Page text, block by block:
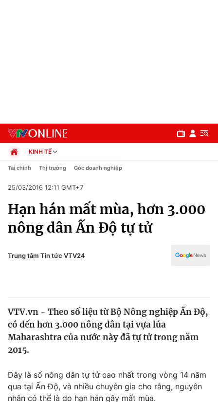
Chuyên mục
Chính trị
Thế giới
Tin tức
Thế giới đó đây
Câu chuyện quốc tế
Tài chính
Dữ liệu và đời sống
KINH TẾ
Chính trị
Pháp luật
Kinh tế
Thể thao
Truyền hình
Y tế
Tài chính Thị trường Góc doanh nghiệp
25/03/2016 12:11 GMT+7
Hạn hán mất mùa, hơn 3.000
nông dân Ấn Độ tự tử
Trung tâm Tin tức VTV24
VTV.vn - Theo số liệu từ Bộ Nông nghiệp Ấn Độ,
có đến hơn 3.000 nông dân tại vựa lúa
Maharashtra của nước này đã tự tử trong năm
2015.
Đây là số nông dân tự tử cao nhất trong vòng 14 năm
qua tại Ấn Độ, và nhiều chuyên gia cho rằng, nguyên
nhân có thể là do hạn hán gây mất mùa.